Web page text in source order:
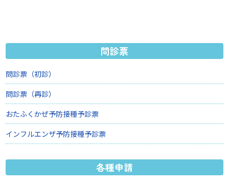
問診票
問診票（初診）
問診票（再診）
おたふくかぜ予防接種予診票
インフルエンザ予防接種予診票
各種申請